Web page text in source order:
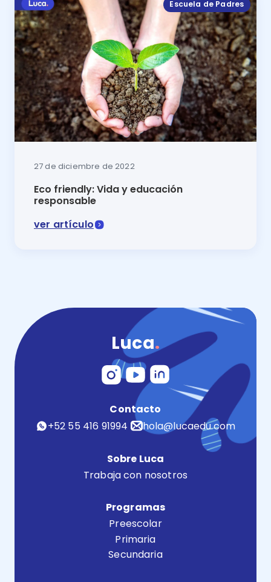
Escuela de Padres
27 de diciembre de 2022
Eco friendly: Vida y educación
responsable
ver artículo
Luca.
Contacto
+52 55 416 91994
hola@lucaedu.com
Sobre Luca
Trabaja con nosotros
Programas
Preescolar
Primaria
Secundaria